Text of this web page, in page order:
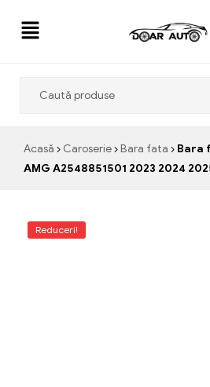
Acasă Caroserie Bara fata
Bara
AMG A2548851501 2023 2024
Reduceri!